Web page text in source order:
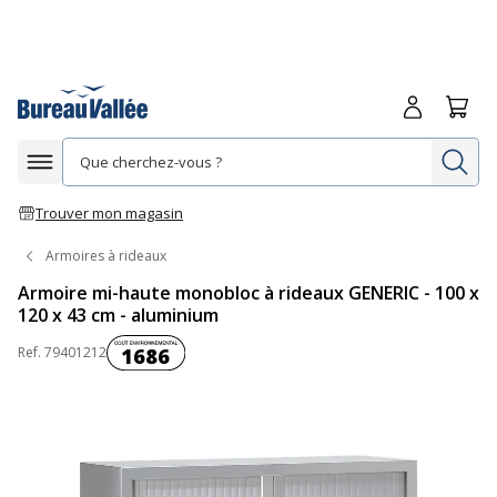
Afficher la navigation
Trouver mon magasin
Me
Armoires à rideaux
Armoire mi-haute monobloc à rideaux GENERIC - 100 x
120 x 43 cm - aluminium
Ref. 79401212Coût environnemental :
1686